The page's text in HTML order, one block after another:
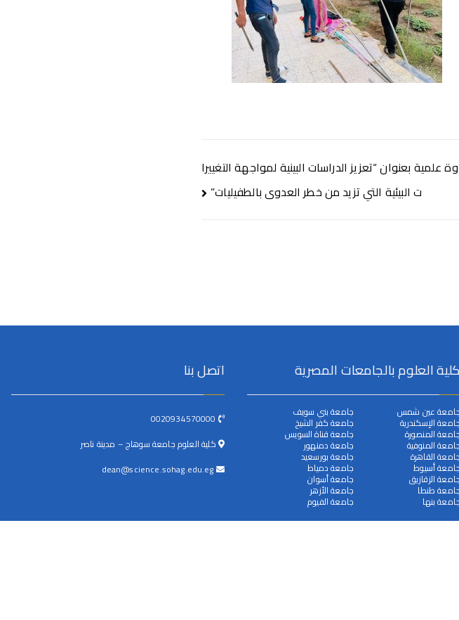
علمية بعنوان “تعزيز الدراسات البينية لمواجهة التغييرا
ت البيئية التي تزيد من خطر العدوى بالطفيليات”
كلية العلوم بالجامعات المصرية
جامعة عين شمس
جامعة الإسكندرية
جامعة المنصورة
جامعة المنوفية
جامعة القاهرة
جامعة أسيوط
جامعة الزقازيق
جامعة طنطا
جامعة بنها
جامعة بني سويف
جامعة كفر الشيخ
جامعة قناة السويس
جامعة دمنهور
جامعة بورسعيد
جامعة دمياط
جامعة أسوان
جامعة الأزهر
جامعة الفيوم
اتصل بنا
كلية العلوم جامعة سوهاج – مدينة ناصر